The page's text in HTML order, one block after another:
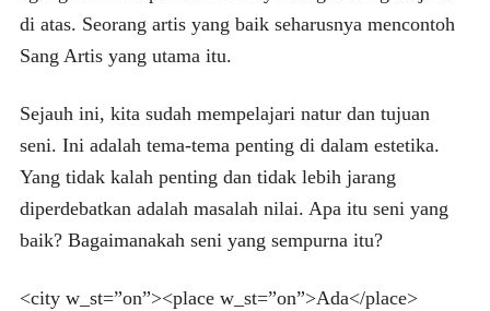
di atas. Seorang artis yang baik seharusnya mencontoh
Sang Artis yang utama itu.
Sejauh ini, kita sudah mempelajari natur dan tujuan
seni. Ini adalah tema-tema penting di dalam estetika.
Yang tidak kalah penting dan tidak lebih jarang
diperdebatkan adalah masalah nilai. Apa itu seni yang
baik? Bagaimanakah seni yang sempurna itu?
<city w_st=”on”><place w_st=”on”>Ada</place>